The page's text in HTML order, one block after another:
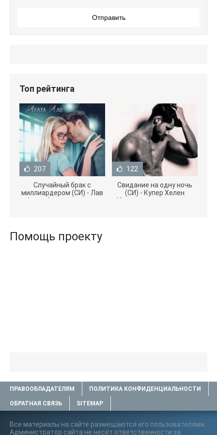
Отправить
Топ рейтинга
207
Случайный брак с
миллиардером (СИ) - Лав
Агата (полная версия
122
Свидание на одну ночь
(СИ) - Купер Хелен
(бесплатные серии книг
Помощь проекту
ПРАВООБЛАДАТЕЛЯМ ПОЛИТИКА КОНФИДЕНЦИАЛЬНОСТИ
ОБРАТНАЯ СВЯЗЬ SITEMAP
Все материалы на сайте размещаются его пользователями.
Администратор сайта не несёт ответственности за